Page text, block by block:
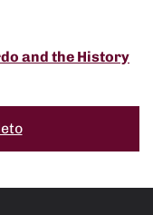
and the History